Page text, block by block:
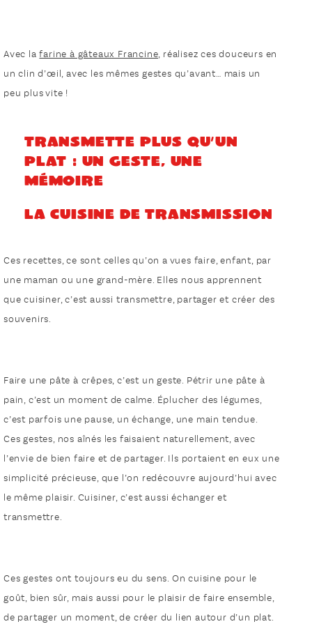
Avec lafarine à gâteaux Francine, réalisez ces douceurs en
un clin d’œil, avec les mêmes gestes qu’avant… mais un
peu plus vite !
Transmette plus qu’un
plat : un geste, une
mémoire
La cuisine de transmission
Ces recettes, ce sont celles qu’on a vues faire, enfant, par
une maman ou une grand-mère. Elles nous apprennent
que cuisiner, c’est aussi transmettre, partager et créer des
souvenirs.
Faire une pâte à crêpes, c’est un geste. Pétrir une pâte à
pain, c’est un moment de calme. Éplucher des légumes,
c’est parfois une pause, un échange, une main tendue.
Ces gestes, nos aînés les faisaient naturellement, avec
l’envie de bien faire et de partager. Ils portaient en eux une
simplicité précieuse, que l’on redécouvre aujourd’hui avec
le même plaisir. Cuisiner, c’est aussi échanger et
transmettre.
Ces gestes ont toujours eu du sens. On cuisine pour le
goût, bien sûr, mais aussi pour le plaisir de faire ensemble,
de partager un moment, de créer du lien autour d’un plat.